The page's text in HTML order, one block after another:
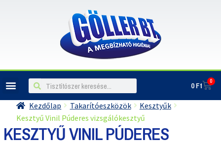
0Ft 0
Kezdőlap Takarítóeszközök
Kesztyűk
Kesztyű Vinil Púderes vizsgálókesztyű
KESZTYŰ VINIL PÚDERES